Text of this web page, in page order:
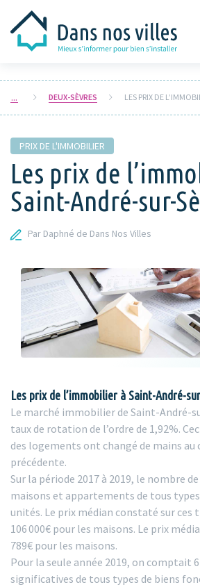
DEUX-SÈVRES LES PRIX DE
PRIX DE L'IMMOBILIER
Les prix de
Saint-André-sur-
Par Daphné de Dans Nos Villes
Les prix de l’immobilier à Saint-André-
Le marché immobilier de Saint-André-
taux de rotation de l’ordre de 1,92%.
des logements ont changé de mains au
précédente.
Sur la période 2017 à 2019, le nombre
maisons et appartements de tous types
unités. Le prix médian constaté sur ces
106 000€ pour les maisons. Le prix
789€ pour les maisons.
Pour la seule année 2019, on comptait
significatives de tous types de biens